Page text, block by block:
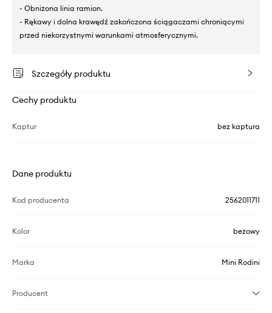
- Obniżona linia ramion.
- Rękawy i dolna krawędź zakończona ściągaczami chroniącymi
przed niekorzystnymi warunkami atmosferycznymi.
Szczegóły produktu
Cechy produktu
Kaptur bez kaptura
Dane produktu
Kod producenta 2562011711
Kolor beżowy
Marka Mini Rodini
Producent